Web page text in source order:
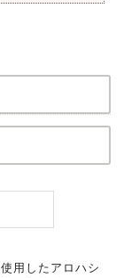
用したアロハシ